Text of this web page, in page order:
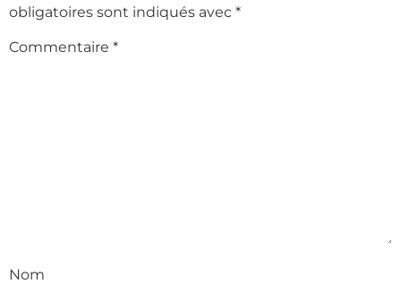
obligatoires sont indiqués avec *
Commentaire *
Nom